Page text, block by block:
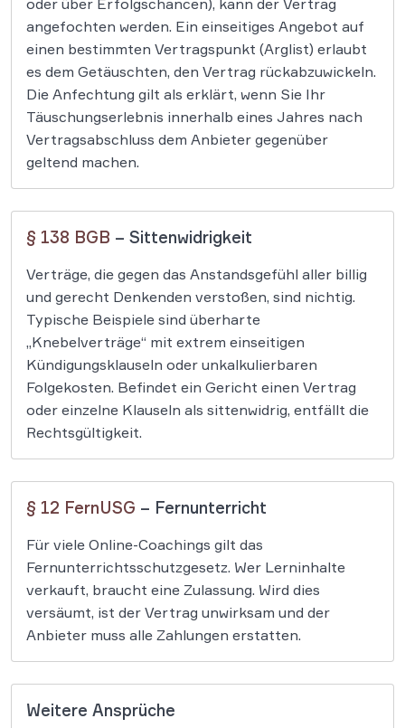
oder über Erfolgschancen), kann der Vertrag
angefochten werden. Ein einseitiges Angebot auf
einen bestimmten Vertragspunkt (Arglist) erlaubt
es dem Getäuschten, den Vertrag rückabzuwickeln.
Die Anfechtung gilt als erklärt, wenn Sie Ihr
Täuschungserlebnis innerhalb eines Jahres nach
Vertragsabschluss dem Anbieter gegenüber
geltend machen.
§ 138 BGB – Sittenwidrigkeit
Verträge, die gegen das Anstandsgefühl aller billig
und gerecht Denkenden verstoßen, sind nichtig.
Typische Beispiele sind überharte
„Knebelverträge“ mit extrem einseitigen
Kündigungsklauseln oder unkalkulierbaren
Folgekosten. Befindet ein Gericht einen Vertrag
oder einzelne Klauseln als sittenwidrig, entfällt die
Rechtsgültigkeit.
§ 12 FernUSG – Fernunterricht
Für viele Online-Coachings gilt das
Fernunterrichtsschutzgesetz. Wer Lerninhalte
verkauft, braucht eine Zulassung. Wird dies
versäumt, ist der Vertrag unwirksam und der
Anbieter muss alle Zahlungen erstatten​.
Weitere Ansprüche